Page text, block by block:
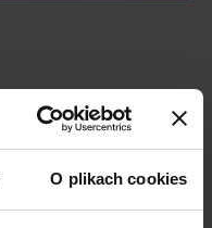
O plikach cookies